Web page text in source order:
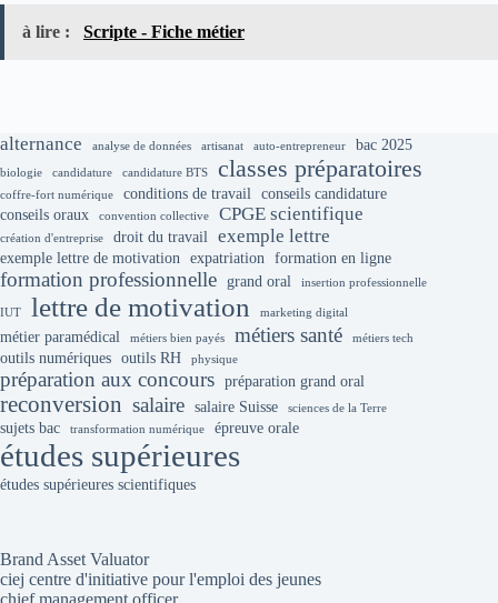
à lire : Scripte - Fiche métier
alternance analyse de données artisanat auto-entrepreneur bac 2025
biologie candidature candidature BTS classes préparatoires
coffre-fort numérique conditions de travail conseils candidature
conseils oraux
convention collective CPGE scientifique
création d'entreprise droit du travail exemple lettre
exemple lettre de motivation expatriation formation en ligne
formation professionnelle grand oral insertion professionnelle
IUT lettre de motivation marketing digital
métier paramédical métiers bien payés métiers santé métiers tech
outils numériques outils RH physique
préparation aux concours préparation grand oral
reconversion salaire salaire Suisse sciences de la Terre
sujets bac transformation numérique épreuve orale
études supérieures
études supérieures scientifiques
Brand Asset Valuator
ciej centre d'initiative pour l'emploi des jeunes
chief management officer